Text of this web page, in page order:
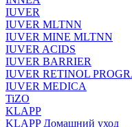
IUVER
IUVER MLTNN
IUVER MINE MLTNN
IUVER ACIDS
IUVER BARRIER
IUVER RETINOL
IUVER MEDICA
TiZO
KLAPP
KLAPP Домашний уход